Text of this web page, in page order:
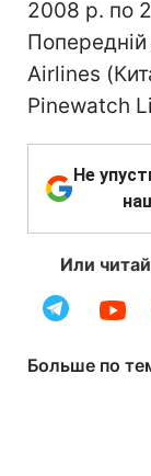
2008 р. по
Airlines
Pinewatch
Не
Или
Больше по